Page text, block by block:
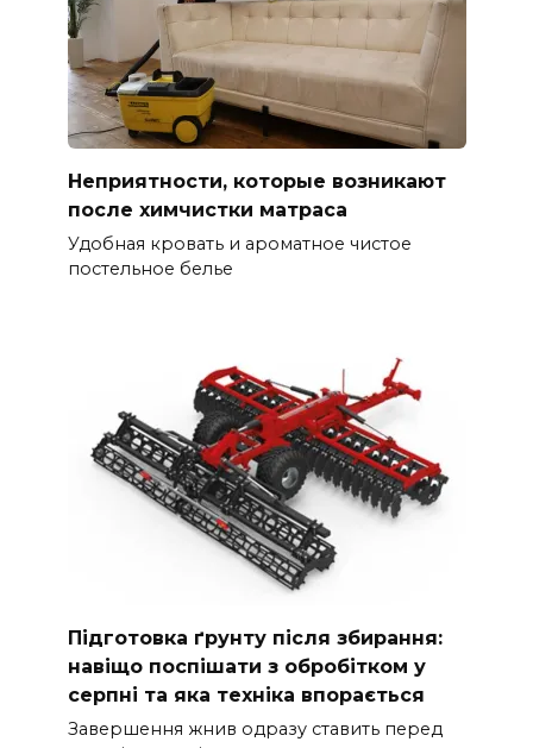
Неприятности, которые возникают
после химчистки матраса
Удобная кровать и ароматное чистое
постельное белье
Підготовка ґрунту після збирання:
навіщо поспішати з обробітком у
серпні та яка техніка впорається
Завершення жнив одразу ставить перед